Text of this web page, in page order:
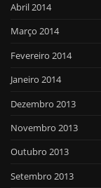
Abril 2014
Março 2014
Fevereiro 2014
Janeiro 2014
Dezembro 2013
Novembro 2013
Outubro 2013
Setembro 2013